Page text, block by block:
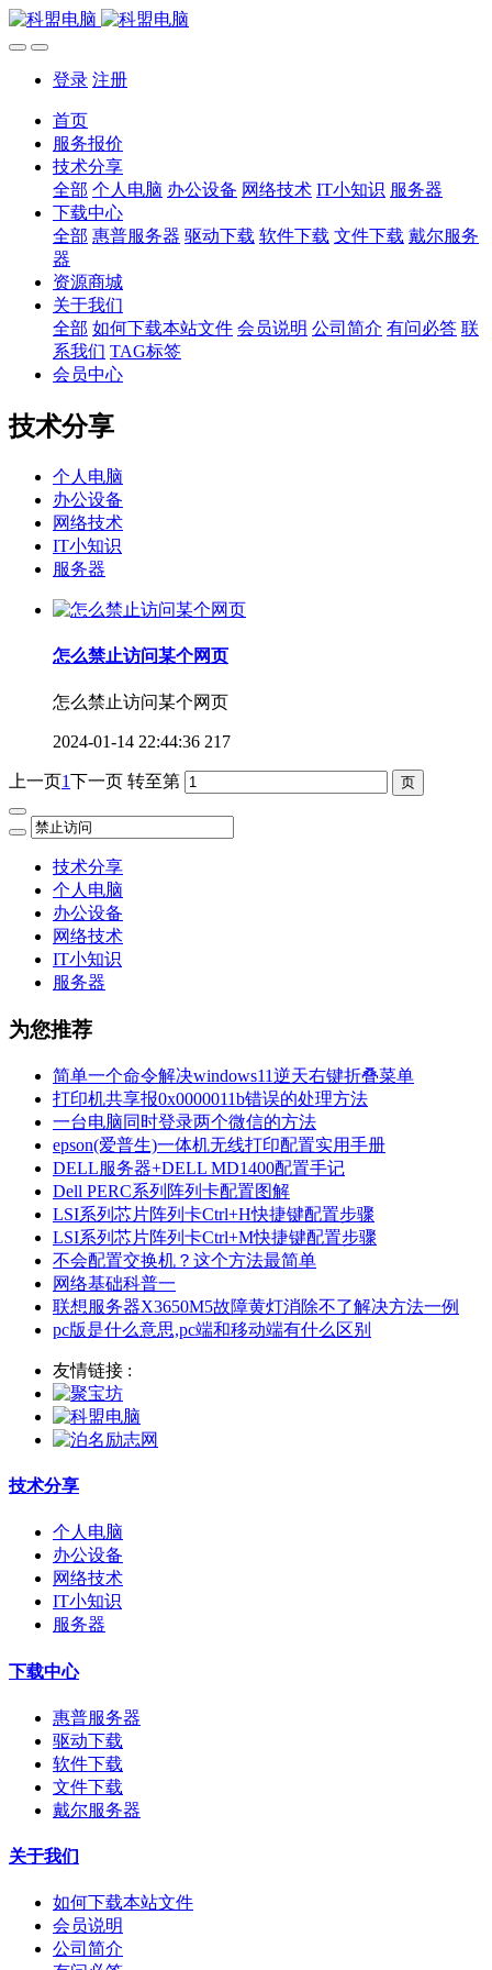
登录 注册
首页
服务报价
技术分享
全部 个人电脑 办公设备 网络技术 IT小知识 服务器
下载中心
全部 惠普服务器 驱动下载 软件下载 文件下载 戴尔服务
器
资源商城
关于我们
全部 如何下载本站文件 会员说明 公司简介 有问必答 联
系我们 TAG标签
会员中心
技术分享
个人电脑
办公设备
网络技术
IT小知识
服务器
怎么禁止访问某个网页
怎么禁止访问某个网页
2024-01-14 22:44:36 217
上一页1下一页 转至第
技术分享
个人电脑
办公设备
网络技术
IT小知识
服务器
为您推荐
简单一个命令解决windows11逆天右键折叠菜单
打印机共享报0x0000011b错误的处理方法
一台电脑同时登录两个微信的方法
epson(爱普生)一体机无线打印配置实用手册
DELL服务器+DELL MD1400配置手记
Dell PERC系列阵列卡配置图解
LSI系列芯片阵列卡Ctrl+H快捷键配置步骤
LSI系列芯片阵列卡Ctrl+M快捷键配置步骤
不会配置交换机？这个方法最简单
网络基础科普一
联想服务器X3650M5故障黄灯消除不了解决方法一例
pc版是什么意思,pc端和移动端有什么区别
友情链接 :
技术分享
个人电脑
办公设备
网络技术
IT小知识
服务器
下载中心
惠普服务器
驱动下载
软件下载
文件下载
戴尔服务器
关于我们
如何下载本站文件
会员说明
公司简介